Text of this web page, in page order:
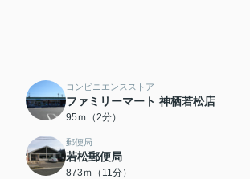
コンビニエンスストア
ファミリーマート 神栖若松店
95ｍ（2分）
郵便局
若松郵便局
873ｍ（11分）